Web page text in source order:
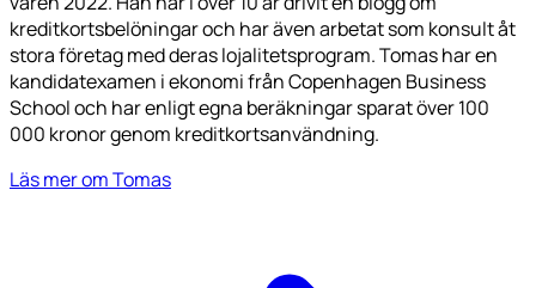
kreditkortsbelöningar och har även arbetat som konsult åt
stora företag med deras lojalitetsprogram. Tomas har en
kandidatexamen i ekonomi från Copenhagen Business
School och har enligt egna beräkningar sparat över 100
000 kronor genom kreditkortsanvändning.
Läs mer om Tomas